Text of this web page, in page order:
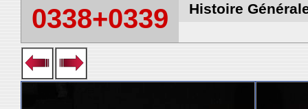
0338+0339 Histoire